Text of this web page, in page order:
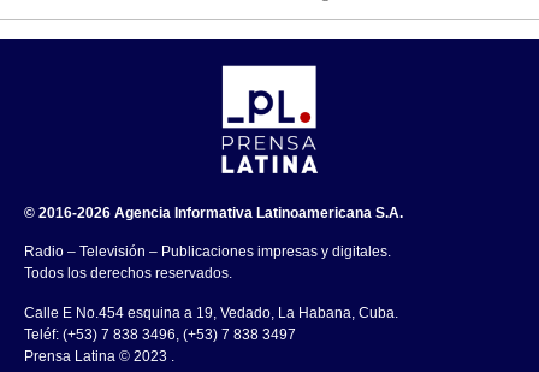
© 2016-2026 Agencia Informativa Latinoamericana S.A.
Radio – Televisión – Publicaciones impresas y digitales.
Todos los derechos reservados.
Calle E No.454 esquina a 19, Vedado, La Habana, Cuba.
Teléf: (+53) 7 838 3496, (+53) 7 838 3497
Prensa Latina © 2023 .